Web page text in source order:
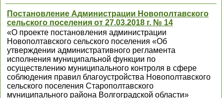
Постановление Администрации Новополтавского
сельского поселения от 27.03.2018 г. № 14
«О проекте постановления администрации
Новополтавского сельского поселения «Об
утверждении административного регламента
исполнения муниципальной функции по
осуществлению муниципального контроля в сфере
соблюдения правил благоустройства Новополтавского
сельского поселения Старополтавского
муниципального района Волгоградской области»